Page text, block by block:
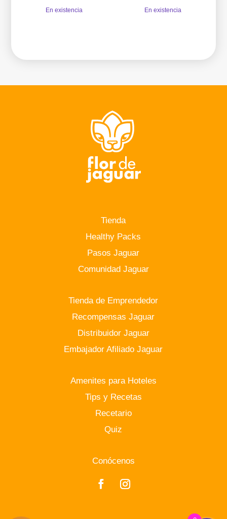
En existencia En existencia
Tienda
Healthy Packs
Pasos Jaguar
Comunidad Jaguar
Tienda de Emprendedor
Recompensas Jaguar
Distribuidor Jaguar
Embajador Afiliado Jaguar
Amenites para Hoteles
Tips y Recetas
Recetario
Quiz
Conócenos